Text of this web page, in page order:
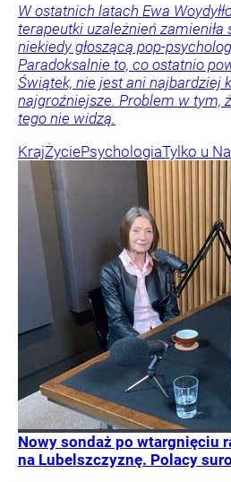
W ostatnich latach Ewa
terapeutki uzależnień zamieniła
niekiedy głoszącą pop-
Paradoksalnie to, co ostatnio
Świątek, nie jest ani najbardziej
najgroźniejsze. Problem w tym,
tego nie widzą.
KrajŻyciePsychologiaTylko u
Nowy sondaż po wtargnięciu
na Lubelszczyznę. Polacy